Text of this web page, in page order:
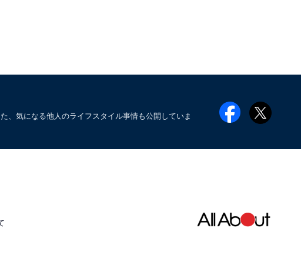
、気になる他人のライフスタイル事情も公開していま